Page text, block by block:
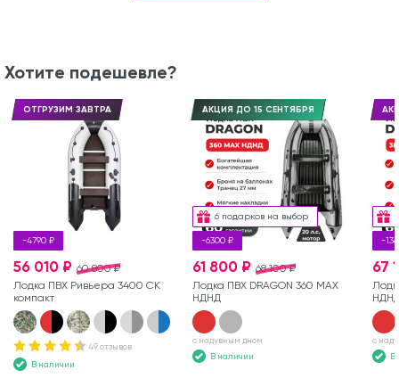
Хотите подешевле?
-4790 ₽
ОТГРУЗИМ ЗАВТРА
60 800 ₽
56 010 ₽
Лодка ПВХ Ривьера 3400 СК
компакт
49 отзывов
В наличии
6 подарков на выбор
-6300 ₽
АКЦИЯ ДО 15 СЕНТЯБРЯ
68 100 ₽
61 800 ₽
Лодка ПВХ DRAGON 360 MAX
НДНД
с надувным дном
В наличии
-
67
с
В